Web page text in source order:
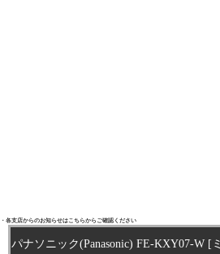
・各支店からのお知らせはこちらからご確認ください
パナソニック(Panasonic) FE-KXY07-W [